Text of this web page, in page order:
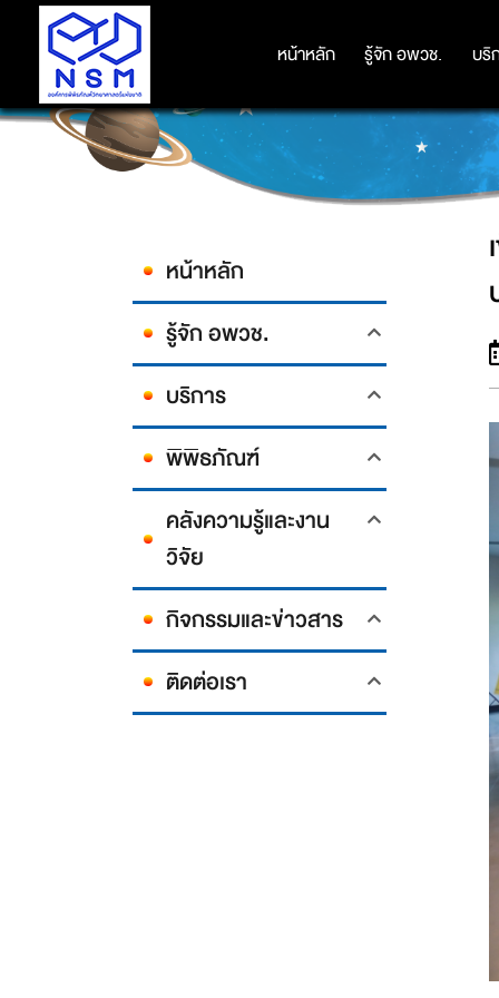
หน้าหลัก รู้จัก อพวช. บริ
หน้าหลัก รู้จัก อพวช. บริ
เข้าร่วมพิธีถวายพระพรชัยมงคล
หน้าหลัก
รู้จัก อพวช.
บริการ
พิพิธภัณฑ์
คลังความรู้และงาน
วิจัย
กิจกรรมและข่าวสาร
ติดต่อเรา